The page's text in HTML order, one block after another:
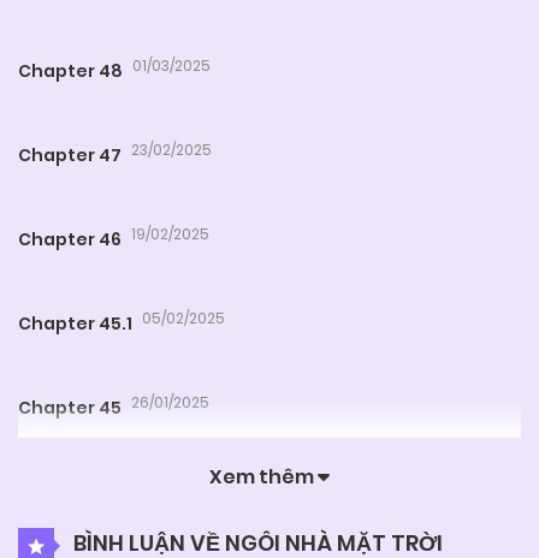
Chapter 48 01/03/2025
Chapter 47 23/02/2025
Chapter 46 19/02/2025
Chapter 45.1 05/02/2025
Chapter 45 26/01/2025
Xem thêm
BÌNH LUẬN VỀ NGÔI NHÀ MẶT TRỜI